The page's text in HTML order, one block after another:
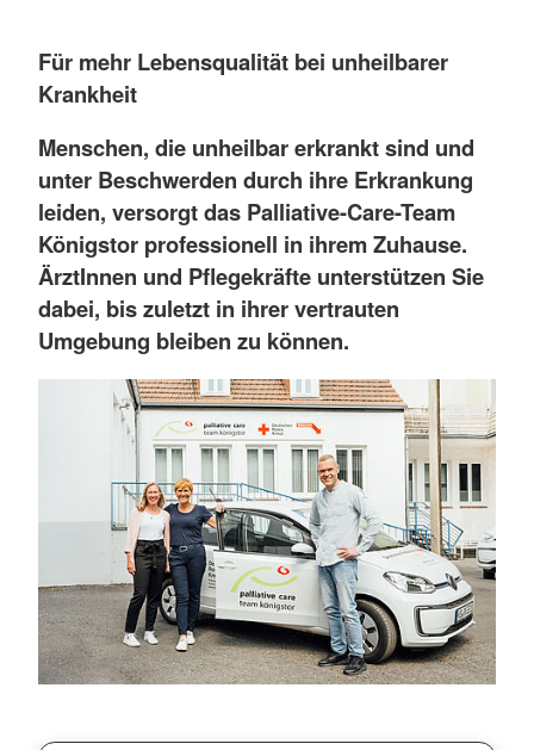
Für mehr Lebensqualität bei unheilbarer
Krankheit
Menschen, die unheilbar erkrankt sind und
unter Beschwerden durch ihre Erkrankung
leiden, versorgt das Palliative-Care-Team
Königstor professionell in ihrem Zuhause.
ÄrztInnen und Pflegekräfte unterstützen Sie
dabei, bis zuletzt in ihrer vertrauten
Umgebung bleiben zu können.